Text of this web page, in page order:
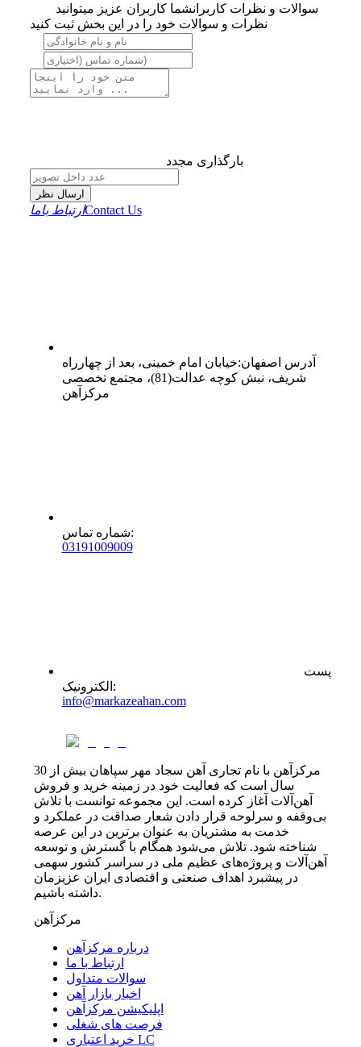
سوالات و نظرات کاربرانشما کاربران عزیز میتوانید
نظرات و سوالات خود را در این بخش ثبت کنید
بارگذاری مجدد
ارسال نظر
ارتباط باماContact Us
آدرس اصفهان:خیابان امام خمینی، بعد از چهارراه
شریف، نبش کوچه عدالت(81)، مجتمع تخصصی
مرکزآهن
شماره تماس:
03191009009
پست
الکترونیک :
info@markazeahan.com
مرکزآهن با نام تجاری آهن سجاد مهر سپاهان بیش از 30
سال است که فعالیت خود در زمینه خرید و فروش
آهن‌آلات آغاز کرده است. این مجموعه توانست با تلاش
بی‌وقفه و سرلوحه قرار دادن شعار صداقت در عملکرد و
خدمت به مشتریان به عنوان برترین در این عرصه
شناخته شود. تلاش می‌شود همگام با گسترش و توسعه
آهن‌آلات و پروژه‌های عظیم ملی در سراسر کشور سهمی
در پیشبرد اهداف صنعتی و اقتصادی ایران عزیزمان
داشته باشیم.
مرکزآهن
درباره مرکزآهن
ارتباط با ما
سوالات متداول
اخبار بازار آهن
اپلیکیشن مرکزآهن
فرصت های شغلی
خرید اعتباری LC